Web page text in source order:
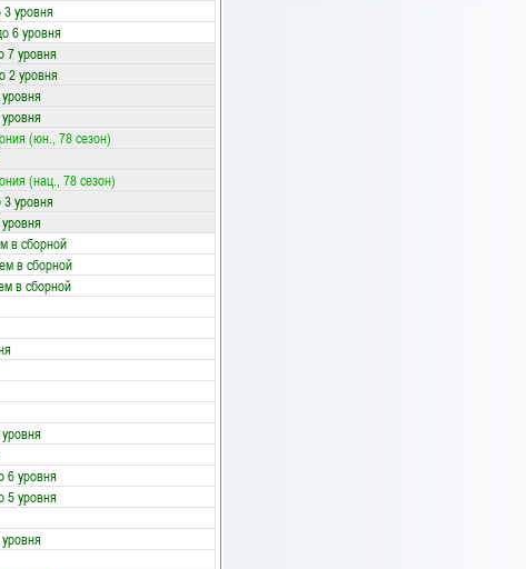
уровня
6 уровня
7 уровня
2 уровня
(юн., 78 сезон)
(нац., 78 сезон)
уровня
в сборной
в сборной
в сборной
6 уровня
5 уровня